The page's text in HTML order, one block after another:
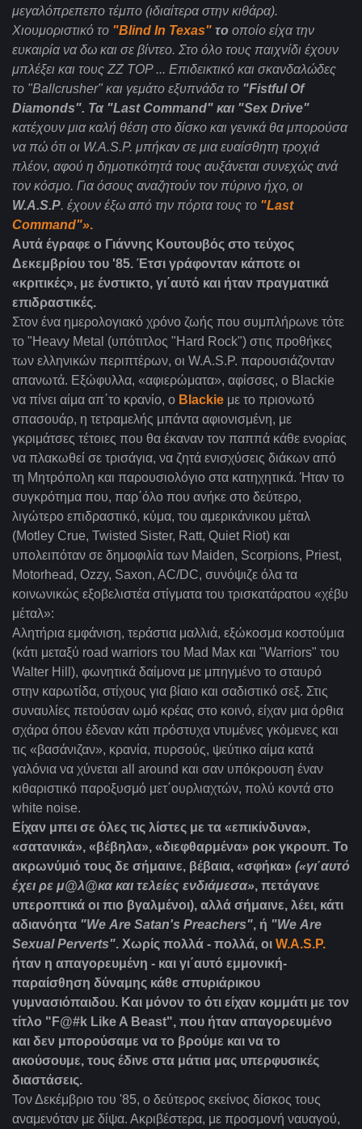
μεγαλόπρεπεπο τέμπο (ιδιαίτερα στην κιθάρα).
Χιουμοριστικό το "Blind In Texas" το οποίο είχα την
ευκαιρία να δω και σε βίντεο. Στο όλο τους παιχνίδι έχουν
μπλέξει και τους ΖΖ ΤΟP... Επιδεικτικό και σκανδαλώδες
το "Ballcrusher" και γεμάτο εξυπνάδα το "Fistful Of
Diamonds". Τα "Last Command" και "Sex Drive"
κατέχουν μια καλή θέση στο δίσκο και γενικά θα μπορούσα
να πώ ότι οι W.A.S.P. μπήκαν σε μια ευαίσθητη τροχιά
πλέον, αφού η δημοτικότητά τους αυξάνεται συνεχώς ανά
τον κόσμο. Για όσους αναζητούν τον πύρινο ήχο, οι
W.A.S.P. έχουν έξω από την πόρτα τους το "Last
Command"».
Αυτά έγραφε ο Γιάννης Κουτουβός στο τεύχος
Δεκεμβρίου του '85. Έτσι γράφονταν κάποτε οι
«κριτικές», με ένστικτο, γι΄αυτό και ήταν πραγματικά
επιδραστικές.
Στον ένα ημερολογιακό χρόνο ζωής που συμπλήρωνε τότε
το "Heavy Metal (υπότιτλος "Hard Rock") στις προθήκες
των ελληνικών περιπτέρων, οι W.A.S.P. παρουσιάζονταν
απανωτά. Εξώφυλλα, «αφιερώματα», αφίσσες, ο Blackie
να πίνει αίμα απ΄το κρανίο, ο Blackie με το πριονωτό
σπασουάρ, η τετραμελής μπάντα αφιονισμένη, με
γκριμάτσες τέτοιες που θα έκαναν τον παππά κάθε ενορίας
να πλακωθεί σε τρισάγια, να ζητά ενισχύσεις διάκων από
τη Μητρόπολη και παρουσιολόγιο στα κατηχητικά. Ήταν το
συγκρότημα που, παρ΄όλο που ανήκε στο δεύτερο,
λιγώτερο επιδραστικό, κύμα, του αμερικάνικου μέταλ
(Motley Crue, Twisted Sister, Ratt, Quiet Riot) και
υπολειπόταν σε δημοφιλία των Maiden, Scorpions, Priest,
Motorhead, Ozzy, Saxon, AC/DC, συνόψιζε όλα τα
κοινωνικώς εξοβελιστέα στίγματα του τρισκατάρατου «χέβυ
μέταλ»:
Αλητήρια εμφάνιση, τεράστια μαλλιά, εξώκοσμα κοστούμια
(κάτι μεταξύ road warriors του Mad Max και "Warriors" του
Walter Hill), φωνητικά δαίμονα με μπηγμένο το σταυρό
στην καρωτίδα, στίχους για βίαιο και σαδιστικό σεξ. Στις
συναυλίες πετούσαν ωμό κρέας στο κοινό, είχαν μια όρθια
σχάρα όπου έδεναν κάτι πρόστυχα ντυμένες γκόμενες και
τις «βασάνιζαν», κρανία, πυρσούς, ψεύτικο αίμα κατά
γαλόνια να χύνεται all around και σαν υπόκρουση έναν
κιθαριστικό παροξυσμό μετ΄ουρλιαχτών, πολύ κοντά στο
white noise.
Είχαν μπει σε όλες τις λίστες με τα «επικίνδυνα»,
«σατανικά», «βέβηλα», «διεφθαρμένα» ροκ γκρουπ. Το
ακρωνύμιό τους δε σήμαινε, βέβαια, «σφήκα» («γι΄αυτό
έχει ρε μ@λ@κα και τελείες ενδιάμεσα», πετάγανε
υπεροπτικά οι πιο βγαλμένοι), αλλά σήμαινε, λέει, κάτι
αδιανόητα "We Are Satan's Preachers", ή "We Are
Sexual Perverts". Χωρίς πολλά - πολλά, οι W.A.S.P.
ήταν η απαγορευμένη - και γι΄αυτό εμμονική-
παραίσθηση δύναμης κάθε σπυριάρικου
γυμνασιόπαιδου. Και μόνον το ότι είχαν κομμάτι με τον
τίτλο "F@#k Like A Beast", που ήταν απαγορευμένο
και δεν μπορούσαμε να το βρούμε και να το
ακούσουμε, τους έδινε στα μάτια μας υπερφυσικές
διαστάσεις.
Τον Δεκέμβριο του '85, ο δεύτερος εκείνος δίσκος τους
αναμενόταν με δίψα. Ακριβέστερα, με προσμονή ναυαγού,